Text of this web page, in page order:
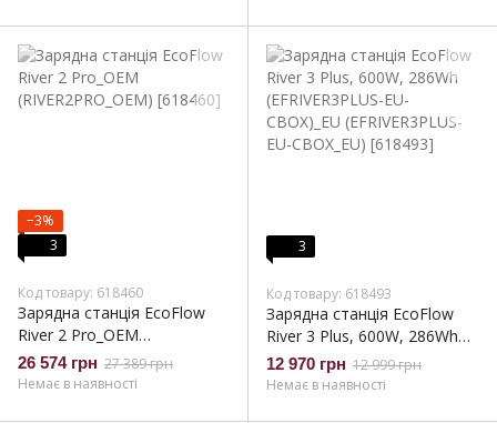
CBOX_EU)
−3%
3
Код товару: 618460
Зарядна станція EcoFlow
River 2 Pro_OEM
(RIVER2PRO_OEM)
26 574 грн 27 389 грн
Немає в наявності
3
Код товару: 618493
Зарядна станція EcoFlow
River 3 Plus, 600W, 286Wh
(EFRIVER3PLUS-EU-
CBOX)_EU (EFRIVER3PLUS-
12 970 грн 12 999 грн
Немає в наявності